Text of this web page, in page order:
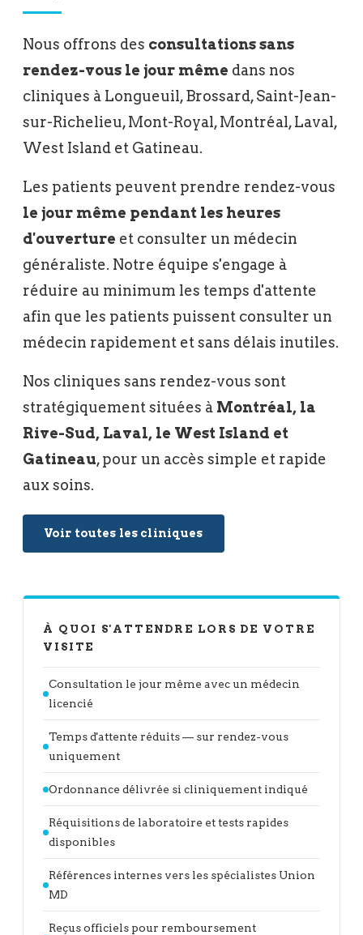
Nous offrons des consultations sans
rendez-vous le jour même dans nos
cliniques à Longueuil, Brossard, Saint-Jean-
sur-Richelieu, Mont-Royal, Montréal, Laval,
West Island et Gatineau.
Les patients peuvent prendre rendez-vous
le jour même pendant les heures
d'ouverture et consulter un médecin
généraliste. Notre équipe s'engage à
réduire au minimum les temps d'attente
afin que les patients puissent consulter un
médecin rapidement et sans délais inutiles.
Nos cliniques sans rendez-vous sont
stratégiquement situées à Montréal, la
Rive-Sud, Laval, le West Island et
Gatineau, pour un accès simple et rapide
aux soins.
Voir toutes les cliniques
À QUOI S'ATTENDRE LORS DE VOTRE
VISITE
Consultation le jour même avec un médecin
licencié
Temps d'attente réduits — sur rendez-vous
uniquement
Ordonnance délivrée si cliniquement indiqué
Réquisitions de laboratoire et tests rapides
disponibles
Références internes vers les spécialistes Union
MD
Reçus officiels pour remboursement